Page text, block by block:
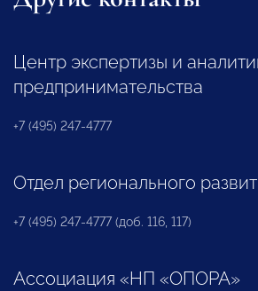
Центр экспертизы и
предпринимательства
+7 (495) 247-4777
Отдел регионального
+7 (495) 247-4777 (доб. 116, 117)
Ассоциация «НП «ОПОРА»